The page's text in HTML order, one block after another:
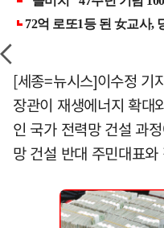
[세종=뉴시스]이수정 기
장관이 재생에너지 확대
인 국가 전력망 건설 과
망 건설 반대 주민대표